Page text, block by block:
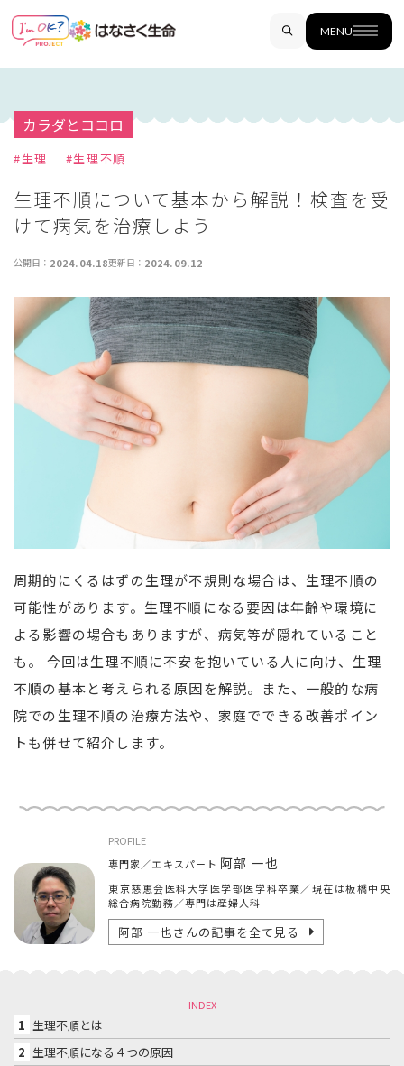
MENU
カラダとココロ
#生理 #生理不順
生理不順について基本から解説！検査を受
けて病気を治療しよう
公開日： 2024.04.18更新日： 2024.09.12
周期的にくるはずの生理が不規則な場合は、生理不順の
可能性があります。生理不順になる要因は年齢や環境に
よる影響の場合もありますが、病気等が隠れていること
も。 今回は生理不順に不安を抱いている人に向け、生理
不順の基本と考えられる原因を解説。また、一般的な病
院での生理不順の治療方法や、家庭でできる改善ポイン
トも併せて紹介します。
PROFILE
専門家／エキスパート 阿部 一也
東京慈恵会医科大学医学部医学科卒業／現在は板橋中央
総合病院勤務／専門は産婦人科
阿部 一也さんの記事を全て見る
INDEX
1 生理不順とは
2 生理不順になる４つの原因